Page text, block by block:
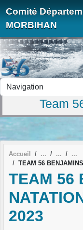
Comité
MORBIHAN
Team
Accueil
TEAM 56
TEAM 56
2023